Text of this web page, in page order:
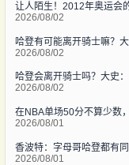
让人陌生！2012年奥运会
2026/08/02
哈登有可能离开骑士嘛？
2026/08/02
哈登会离开骑士吗？大史
2026/08/02
在NBA单场50分不算少数
2026/08/01
香波特：字母哥哈登都有
2026/08/01